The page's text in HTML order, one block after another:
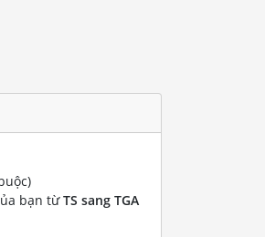
bạn từTS sang TGA